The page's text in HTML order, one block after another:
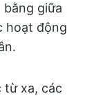
giữa
hoạt động
từ xa, các